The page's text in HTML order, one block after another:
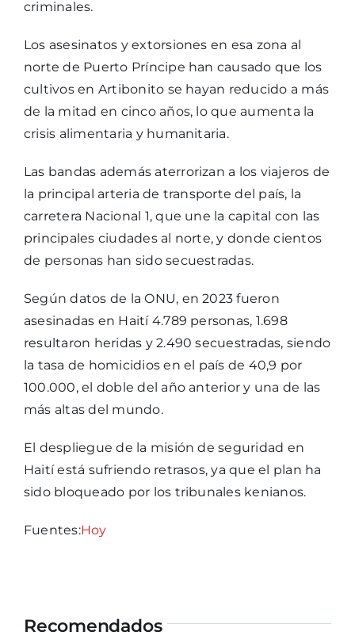
criminales.
Los asesinatos y extorsiones en esa zona al
norte de Puerto Príncipe han causado que los
cultivos en Artibonito se hayan reducido a más
de la mitad en cinco años, lo que aumenta la
crisis alimentaria y humanitaria.
Las bandas además aterrorizan a los viajeros de
la principal arteria de transporte del país, la
carretera Nacional 1, que une la capital con las
principales ciudades al norte, y donde cientos
de personas han sido secuestradas.
Según datos de la ONU, en 2023 fueron
asesinadas en Haití 4.789 personas, 1.698
resultaron heridas y 2.490 secuestradas, siendo
la tasa de homicidios en el país de 40,9 por
100.000, el doble del año anterior y una de las
más altas del mundo.
El despliegue de la misión de seguridad en
Haití está sufriendo retrasos, ya que el plan ha
sido bloqueado por los tribunales kenianos.
Fuentes:Hoy
Recomendados